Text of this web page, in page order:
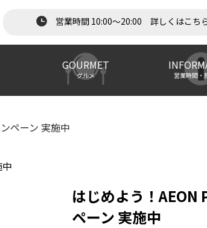
営業時間 10:00～20:00 詳しくはこち
GOURMET
グルメ 営業時間・
ペーン 実施中
はじめよう！AEON
ペーン 実施中